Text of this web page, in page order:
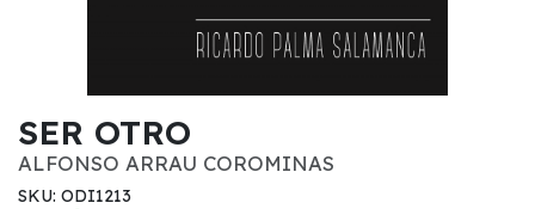
SER OTRO
ALFONSO ARRAU COROMINAS
SKU: ODI1213